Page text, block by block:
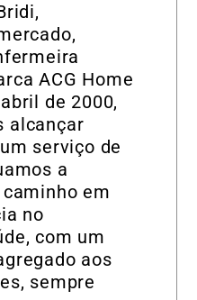
ACG Home
de 2000,
alcançar
serviço de
a
em
no
com um
aos
sempre